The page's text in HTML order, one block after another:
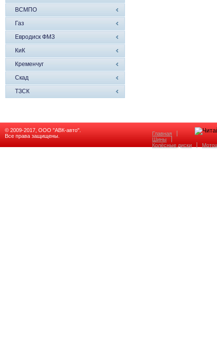
ВСМПО
Газ
Евродиск ФМЗ
КиК
Кременчуг
Скад
ТЗСК
© 2009-2017, ООО "АВК-авто".
Все права защищены.
Главная
Шины
Колёсные диски